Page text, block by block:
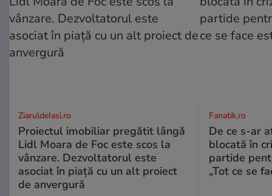
ZiaruldeIasi.ro
Proiectul imobiliar pregătit lângă
Lidl Moara de Foc este scos la
vânzare. Dezvoltatorul este
asociat în piață cu un alt proiect
de anvergură
Fanatik.ro
De ce s-ar
blocată în
partide
„Tot ce se